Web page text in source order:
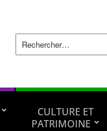
CULTURE ET
PATRIMOINE